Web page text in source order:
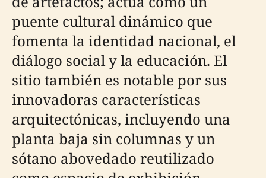
puente cultural dinámico que
fomenta la identidad nacional, el
diálogo social y la educación. El
sitio también es notable por sus
innovadoras características
arquitectónicas, incluyendo una
planta baja sin columnas y un
sótano abovedado reutilizado